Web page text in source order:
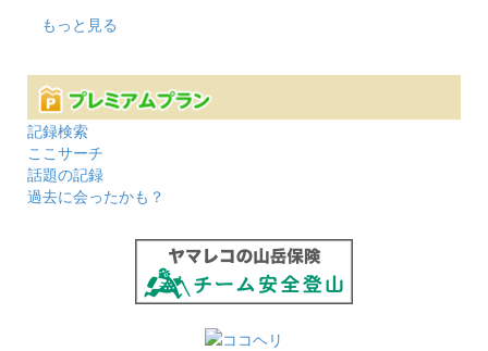
もっと見る
記録検索
ここサーチ
話題の記録
過去に会ったかも？